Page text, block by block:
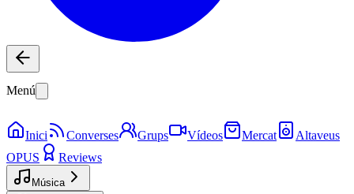
Menú
Inici Converses Grups Vídeos Mercat
Altaveus
OPUS
Reviews
Música